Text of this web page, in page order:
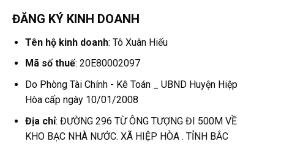
ĐĂNG KÝ KINH DOANH
Tên hộ kinh doanh: Tô Xuân Hiếu
Mã số thuế: 20E80002097
Do Phòng Tài Chính - Kê Toán _ UBND Huyện Hiệp
Hòa cấp ngày 10/01/2008
Địa chỉ: ĐƯỜNG 296 TỪ ÔNG TƯỢNG ĐI 500M VỀ
KHO BẠC NHÀ NƯỚC. XÃ HIỆP HÒA . TỈNH BẮC